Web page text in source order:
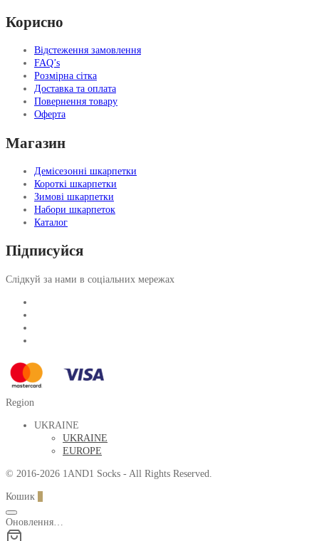
Корисно
Відстеження замовлення
FAQ’s
Розмірна сітка
Доставка та оплата
Повернення товару
Оферта
Магазин
Демісезонні шкарпетки
Короткі шкарпетки
Зимові шкарпетки
Набори шкарпеток
Каталог
Підписуйся
Слідкуй за нами в соціальних мережах
Region
UKRAINE
UKRAINE
EUROPE
© 2016-2026 1AND1 Socks - All Rights Reserved.
Кошик
Оновлення…